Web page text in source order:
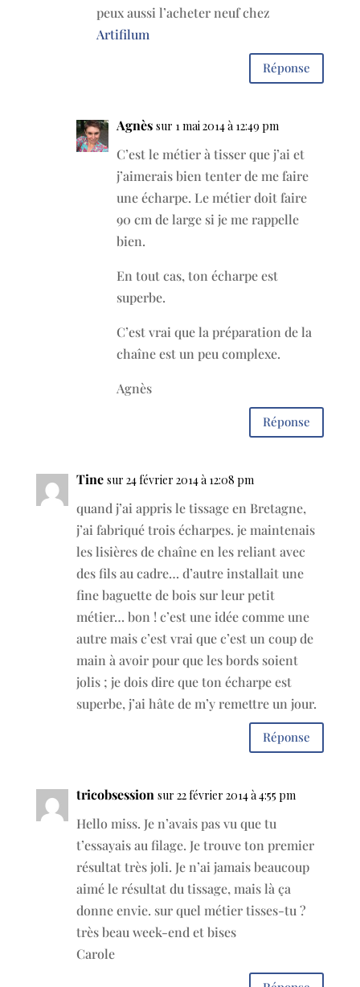
peux aussi l’acheter neuf chez
Artifilum
Réponse
Agnès sur 1 mai 2014 à 12:49 pm
C’est le métier à tisser que j’ai et
j’aimerais bien tenter de me faire
une écharpe. Le métier doit faire
90 cm de large si je me rappelle
bien.
En tout cas, ton écharpe est
superbe.
C’est vrai que la préparation de la
chaîne est un peu complexe.
Agnès
Réponse
Tine sur 24 février 2014 à 12:08 pm
quand j’ai appris le tissage en Bretagne,
j’ai fabriqué trois écharpes. je maintenais
les lisières de chaîne en les reliant avec
des fils au cadre… d’autre installait une
fine baguette de bois sur leur petit
métier… bon ! c’est une idée comme une
autre mais c’est vrai que c’est un coup de
main à avoir pour que les bords soient
jolis ; je dois dire que ton écharpe est
superbe, j’ai hâte de m’y remettre un jour.
Réponse
tricobsession sur 22 février 2014 à 4:55 pm
Hello miss. Je n’avais pas vu que tu
t’essayais au filage. Je trouve ton premier
résultat très joli. Je n’ai jamais beaucoup
aimé le résultat du tissage, mais là ça
donne envie. sur quel métier tisses-tu ?
très beau week-end et bises
Carole